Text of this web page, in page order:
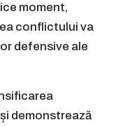
moment,
conflictului va
defensive ale
demonstrează